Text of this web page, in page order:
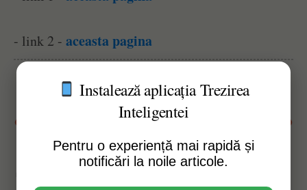
- link 2 - aceasta pagina
Susține acest website
Afișări pagină:38
Instalează aplicația Trezirea
Inteligentei
Pentru o experiență mai rapidă și
notificări la noile articole.